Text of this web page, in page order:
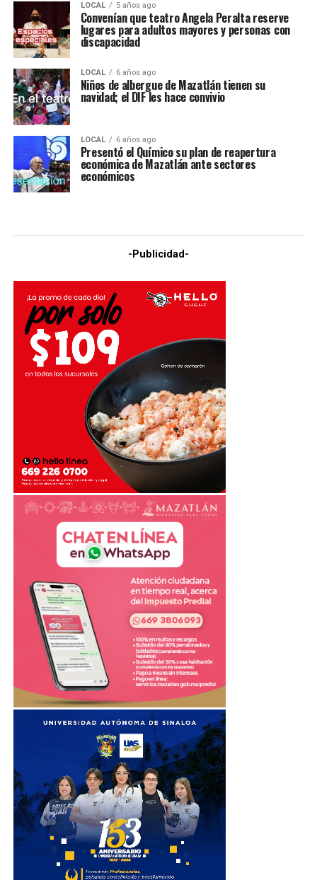
LOCAL 5 años ago
Convenían que teatro Angela Peralta reserve
lugares para adultos mayores y personas con
discapacidad
LOCAL 6 años ago
Niños de albergue de Mazatlán tienen su
navidad; el DIF les hace convivio
LOCAL 6 años ago
Presentó el Químico su plan de reapertura
económica de Mazatlán ante sectores
económicos
-Publicidad-